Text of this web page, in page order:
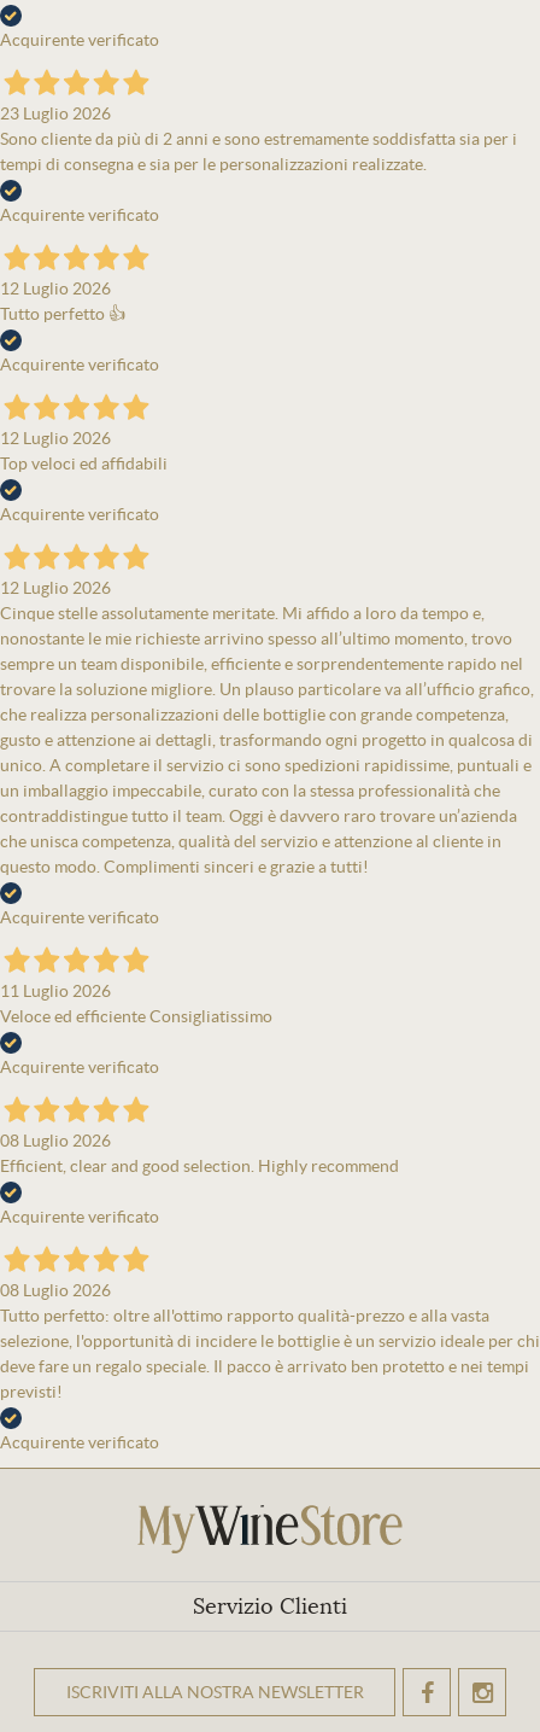
Acquirente verificato
23 Luglio 2026
Sono cliente da più di 2 anni e sono estremamente soddisfatta sia per i
tempi di consegna e sia per le personalizzazioni realizzate.
Acquirente verificato
12 Luglio 2026
Tutto perfetto 👍
Acquirente verificato
12 Luglio 2026
Top veloci ed affidabili
Acquirente verificato
12 Luglio 2026
Cinque stelle assolutamente meritate. Mi affido a loro da tempo e,
nonostante le mie richieste arrivino spesso all’ultimo momento, trovo
sempre un team disponibile, efficiente e sorprendentemente rapido nel
trovare la soluzione migliore. Un plauso particolare va all’ufficio grafico,
che realizza personalizzazioni delle bottiglie con grande competenza,
gusto e attenzione ai dettagli, trasformando ogni progetto in qualcosa di
unico. A completare il servizio ci sono spedizioni rapidissime, puntuali e
un imballaggio impeccabile, curato con la stessa professionalità che
contraddistingue tutto il team. Oggi è davvero raro trovare un’azienda
che unisca competenza, qualità del servizio e attenzione al cliente in
questo modo. Complimenti sinceri e grazie a tutti!
Acquirente verificato
11 Luglio 2026
Veloce ed efficiente Consigliatissimo
Acquirente verificato
08 Luglio 2026
Efficient, clear and good selection. Highly recommend
Acquirente verificato
08 Luglio 2026
Tutto perfetto: oltre all'ottimo rapporto qualità-prezzo e alla vasta
selezione, l'opportunità di incidere le bottiglie è un servizio ideale per chi
deve fare un regalo speciale. Il pacco è arrivato ben protetto e nei tempi
previsti!
Acquirente verificato
Servizio Clienti
ISCRIVITI ALLA NOSTRA NEWSLETTEROK